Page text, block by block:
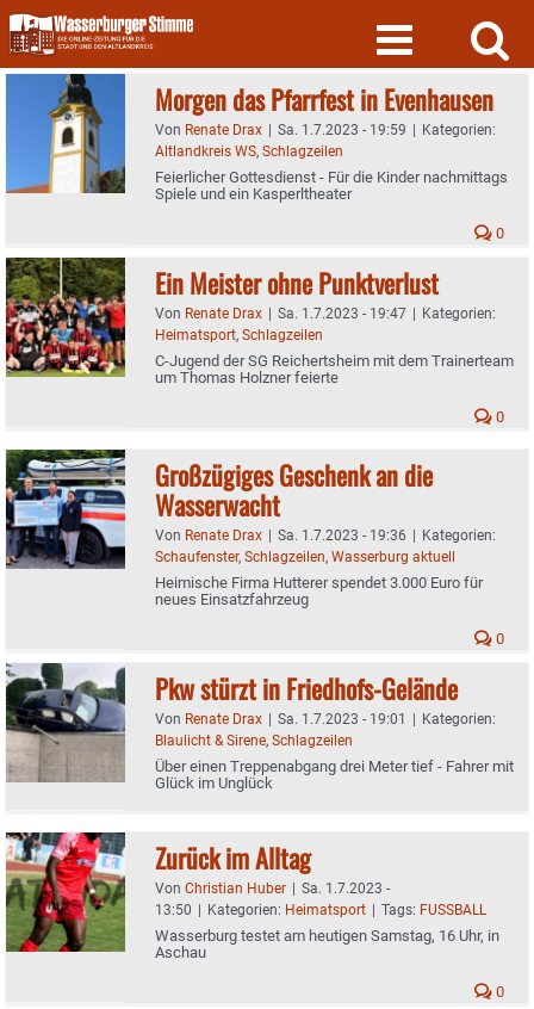
Skip
to
content
Morgen das Pfarrfest in Evenhausen
Von Renate Drax | Sa. 1.7.2023 - 19:59 | Kategorien:
Altlandkreis WS, Schlagzeilen
Feierlicher Gottesdienst - Für die Kinder nachmittags
Spiele und ein Kasperltheater
0
Ein Meister ohne Punktverlust
Von Renate Drax | Sa. 1.7.2023 - 19:47 | Kategorien:
Heimatsport, Schlagzeilen
C-Jugend der SG Reichertsheim mit dem Trainerteam
um Thomas Holzner feierte
0
Großzügiges Geschenk an die
Wasserwacht
Von Renate Drax | Sa. 1.7.2023 - 19:36 | Kategorien:
Schaufenster, Schlagzeilen, Wasserburg aktuell
Heimische Firma Hutterer spendet 3.000 Euro für
neues Einsatzfahrzeug
0
Pkw stürzt in Friedhofs-Gelände
Von Renate Drax | Sa. 1.7.2023 - 19:01 | Kategorien:
Blaulicht & Sirene, Schlagzeilen
Über einen Treppenabgang drei Meter tief - Fahrer mit
Glück im Unglück
Zurück im Alltag
Von Christian Huber | Sa. 1.7.2023 -
13:50 | Kategorien: Heimatsport | Tags: FUSSBALL
Wasserburg testet am heutigen Samstag, 16 Uhr, in
Aschau
0